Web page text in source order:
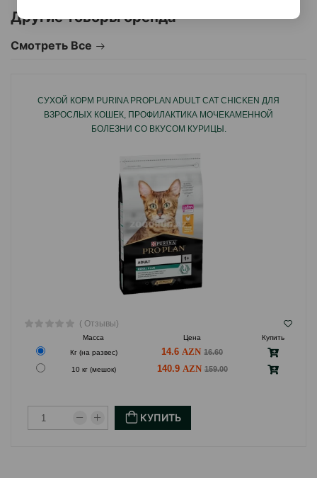
Другие товоры бренда
Смотреть Все
СУХОЙ КОРМ PURINA PROPLAN ADULT CAT CHICKEN ДЛЯ
ВЗРОСЛЫХ КОШЕК, ПРОФИЛАКТИКА МОЧЕКАМЕННОЙ
БОЛЕЗНИ СО ВКУСОМ КУРИЦЫ.
( Отзывы)
Масса Цена
Купить
Кг (на развес)
14.6 16.60
10 кг (мешок) 140.9 159.00
КУПИТЬ